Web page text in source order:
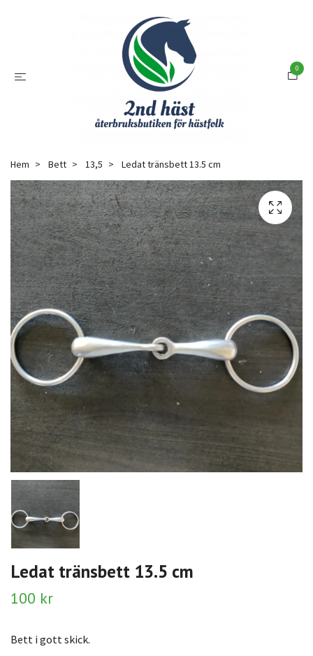
0
Hem Bett 13,5 Ledat tränsbett 13.5 cm
Ledat tränsbett 13.5 cm
100 kr
Bett i gott skick.